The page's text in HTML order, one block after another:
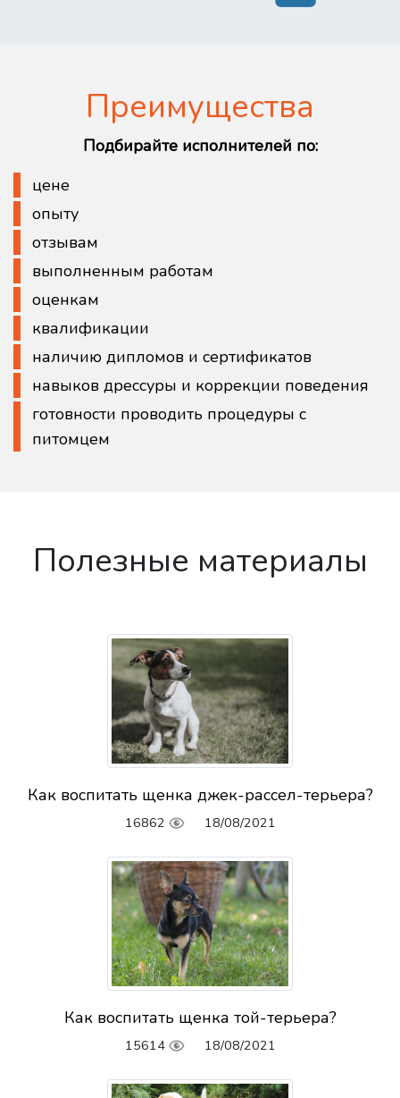
Преимущества
Подбирайте исполнителей по:
цене
опыту
отзывам
выполненным работам
оценкам
квалификации
наличию дипломов и сертификатов
навыков дрессуры и коррекции поведения
готовности проводить процедуры с
питомцем
Полезные материалы
Как воспитать щенка джек-рассел-терьера?
16862 18/08/2021
Как воспитать щенка той-терьера?
15614 18/08/2021